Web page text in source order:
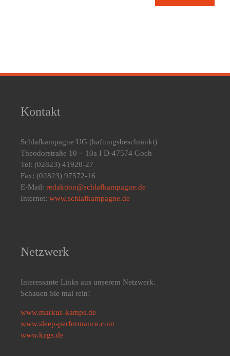
Kontakt
Schlafkampagne UG (haftungsbeschränkt)
Theodorstraße 10 – 10a I D-47574 Goch
Tel: (02823) 41920-27
Fax: (02823) 97572-16
E-Mail: redaktion@schlafkampagne.de
Internet: www.schlafkampagne.de
Netzwerk
Interessante Links aus unserem Netzwerk.
Schauen Sie mal rein!
www.markus-kamps.de
www.sleep-performance.com
www.kzgs.de